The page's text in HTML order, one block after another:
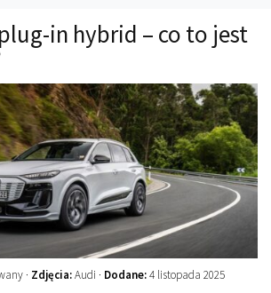
in hybrid – co to jest
· Zdjęcia:Audi · Dodane:4 listopada 2025